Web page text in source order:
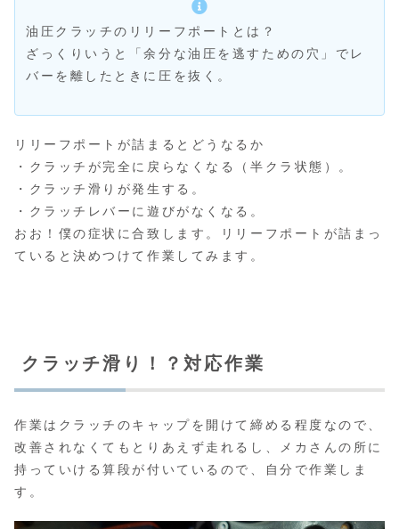
油圧クラッチのリリーフポートとは？
ざっくりいうと「余分な油圧を逃すための穴」でレ
バーを離したときに圧を抜く。
リリーフポートが詰まるとどうなるか
・クラッチが完全に戻らなくなる（半クラ状態）。
・クラッチ滑りが発生する。
・クラッチレバーに遊びがなくなる。
おお！僕の症状に合致します。リリーフポートが詰まっ
ていると決めつけて作業してみます。
クラッチ滑り！？対応作業
作業はクラッチのキャップを開けて締める程度なので、
改善されなくてもとりあえず走れるし、メカさんの所に
持っていける算段が付いているので、自分で作業しま
す。